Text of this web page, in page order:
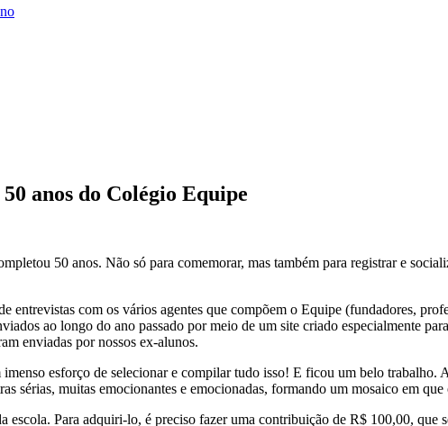
anos do Colégio Equipe
50 anos. Não só para comemorar, mas também para registrar e
entrevistas com os vários agentes que compõem o Equipe (fundadores,
ao longo do ano passado por meio de um site criado especialmente
enviadas por nossos ex-alunos.
esforço de selecionar e compilar tudo isso! E ficou um belo
sérias, muitas emocionantes e emocionadas, formando um mosaico em
escola. Para adquiri-lo, é preciso fazer uma contribuição de R$ 100,00,